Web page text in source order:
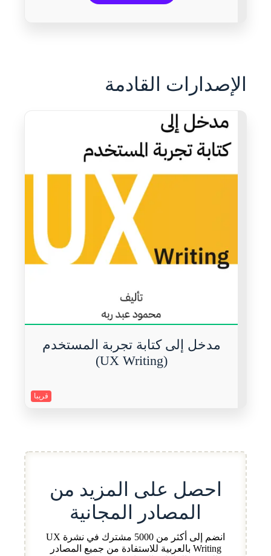
الإصدارات القادمة
مدخل إلى كتابة تجربة المستخدم
(UX Writing)
قريبا
احصل على المزيد من
المصادر المجانية
انضم إلى أكثر من 5000 مشترك في نشرة UX
Writing بالعربية للاستفادة من جميع المصادر